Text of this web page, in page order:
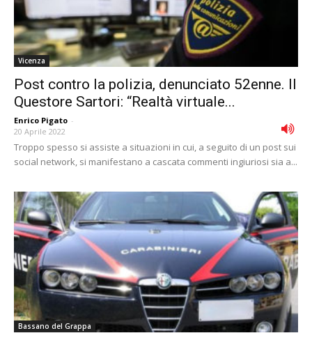
Vicenza
Post contro la polizia, denunciato 52enne. Il
Questore Sartori: “Realtà virtuale...
Enrico Pigato -
20 Aprile 2022
Troppo spesso si assiste a situazioni in cui, a seguito di un post sui
social network, si manifestano a cascata commenti ingiuriosi sia a...
Bassano del Grappa